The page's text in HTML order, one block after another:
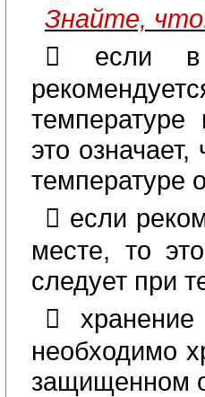
Знайте,
 если в
это
температуре
 если
месте, то
следует при

необходимо
защищенном